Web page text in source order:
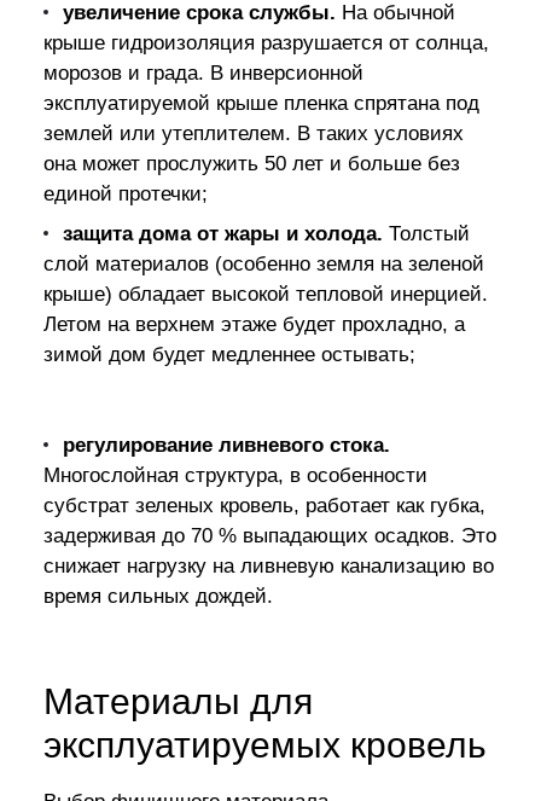
увеличение срока службы. На обычной
крыше гидроизоляция разрушается от солнца,
морозов и града. В инверсионной
эксплуатируемой крыше пленка спрятана под
землей или утеплителем. В таких условиях
она может прослужить 50 лет и больше без
единой протечки;
защита дома от жары и холода. Толстый
слой материалов (особенно земля на зеленой
крыше) обладает высокой тепловой инерцией.
Летом на верхнем этаже будет прохладно, а
зимой дом будет медленнее остывать;
регулирование ливневого стока.
Многослойная структура, в особенности
субстрат зеленых кровель, работает как губка,
задерживая до 70 % выпадающих осадков. Это
снижает нагрузку на ливневую канализацию во
время сильных дождей.
Материалы для
эксплуатируемых кровель